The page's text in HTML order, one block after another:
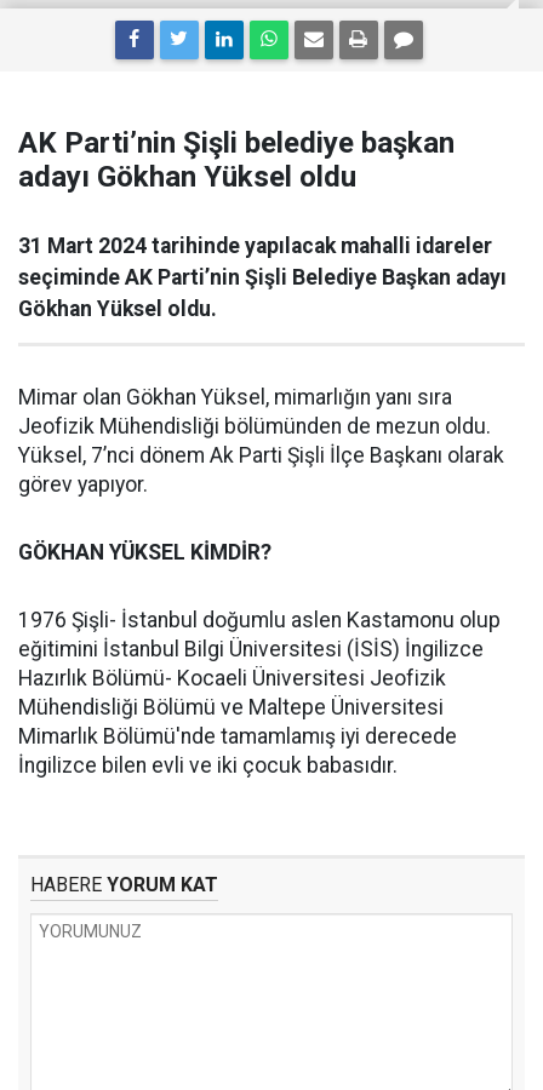
AK Parti’nin Şişli belediye başkan
adayı Gökhan Yüksel oldu
31 Mart 2024 tarihinde yapılacak mahalli idareler
seçiminde AK Parti’nin Şişli Belediye Başkan adayı
Gökhan Yüksel oldu.
Mimar olan Gökhan Yüksel, mimarlığın yanı sıra
Jeofizik Mühendisliği bölümünden de mezun oldu.
Yüksel, 7’nci dönem Ak Parti Şişli İlçe Başkanı olarak
görev yapıyor.
GÖKHAN YÜKSEL KİMDİR?
1976 Şişli- İstanbul doğumlu aslen Kastamonu olup
eğitimini İstanbul Bilgi Üniversitesi (İSİS) İngilizce
Hazırlık Bölümü- Kocaeli Üniversitesi Jeofizik
Mühendisliği Bölümü ve Maltepe Üniversitesi
Mimarlık Bölümü'nde tamamlamış iyi derecede
İngilizce bilen evli ve iki çocuk babasıdır.
HABERE YORUM KAT